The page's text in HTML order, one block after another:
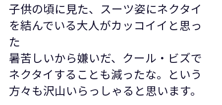
子供の頃に見た、スーツ姿にネクタイ
を結んでいる大人がカッコイイと思っ
た
暑苦しいから嫌いだ、クール・ビズで
ネクタイすることも減ったな。という
方々も沢山いらっしゃると思います。